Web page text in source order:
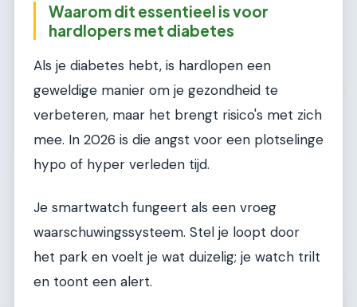
Waarom dit essentieel is voor
hardlopers met diabetes
Als je diabetes hebt, is hardlopen een
geweldige manier om je gezondheid te
verbeteren, maar het brengt risico's met zich
mee. In 2026 is die angst voor een plotselinge
hypo of hyper verleden tijd.
Je smartwatch fungeert als een vroeg
waarschuwingssysteem. Stel je loopt door
het park en voelt je wat duizelig; je watch trilt
en toont een alert.